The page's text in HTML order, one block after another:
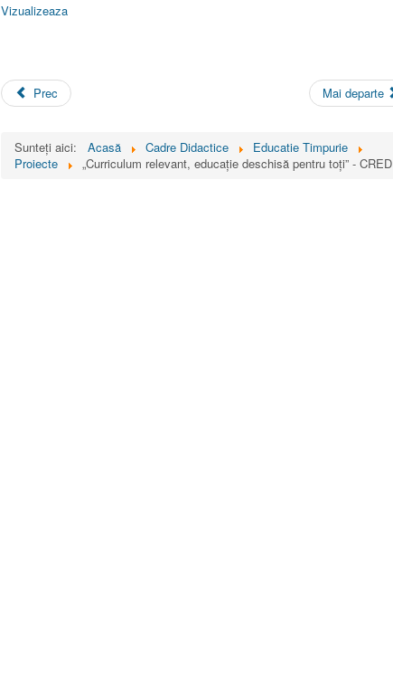
Vizualizeaza
Prec Mai departe
Sunteți aici: Acasă Cadre Didactice
Educatie Timpurie
Proiecte
„Curriculum relevant, educație deschisă pentru toți” - CRED